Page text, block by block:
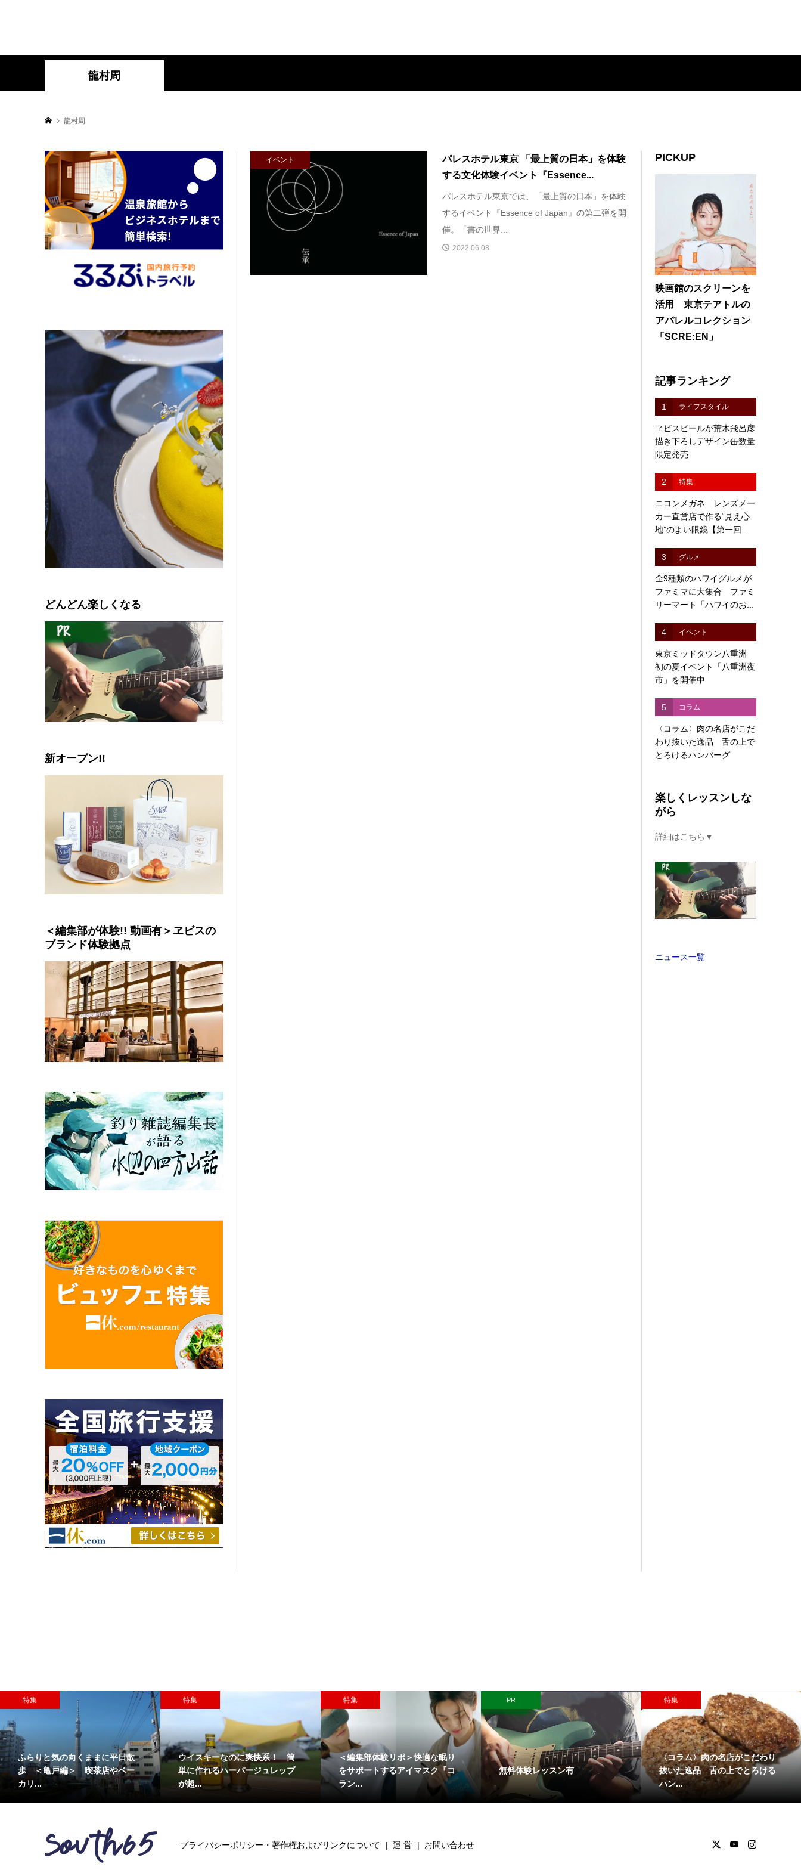
龍村周
龍村周
イベント
パレスホテル東京 「最上質の日本」を体験
する文化体験イベント『Essence...
パレスホテル東京では、「最上質の日本」を体験
するイベント『Essence of Japan』の第二弾を開
催。「書の世界...
2022.06.08
PICKUP
映画館のスクリーンを
活用 東京テアトルの
アパレルコレクション
「SCRE:EN」
記事ランキング
1 ライフスタイル
ヱビスビールが荒木飛呂彦
描き下ろしデザイン缶数量
限定発売
2 特集
ニコンメガネ レンズメー
カー直営店で作る“見え心
地”のよい眼鏡【第一回...
3 グルメ
全9種類のハワイグルメが
ファミマに大集合 ファミ
リーマート「ハワイのお...
4 イベント
東京ミッドタウン八重洲
初の夏イベント「八重洲夜
市」を開催中
5 コラム
〈コラム〉肉の名店がこだ
わり抜いた逸品 舌の上で
とろけるハンバーグ
楽しくレッスンしな
がら
詳細はこちら▼
ニュース一覧
どんどん楽しくなる
新オープン!!
＜編集部が体験!! 動画有＞ヱビスの
ブランド体験拠点
特集
ふらりと気の向くままに平日散
歩 ＜亀戸編＞ 喫茶店やベー
カリ...
特集
ウイスキーなのに爽快系！ 簡
単に作れるハーパージュレップ
が超...
特集
＜編集部体験リポ＞快適な眠り
をサポートするアイマスク『コ
ラン...
PR
無料体験レッスン有
特集
〈コラム〉肉の名店がこだわり
抜いた逸品 舌の上でとろける
ハン...
プライバシーポリシー・著作権およびリンクについて 運 営 お問い合わせ